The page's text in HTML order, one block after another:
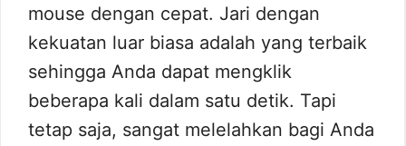
mouse dengan cepat. Jari dengan
kekuatan luar biasa adalah yang terbaik
sehingga Anda dapat mengklik
beberapa kali dalam satu detik. Tapi
tetap saja, sangat melelahkan bagi Anda